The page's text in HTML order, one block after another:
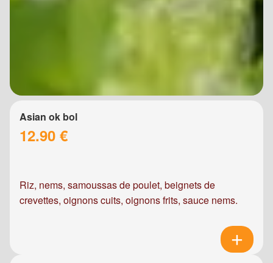
Asian ok bol
12.90 €
Riz, nems, samoussas de poulet, beignets de
crevettes, oignons cuits, oignons frits, sauce nems.